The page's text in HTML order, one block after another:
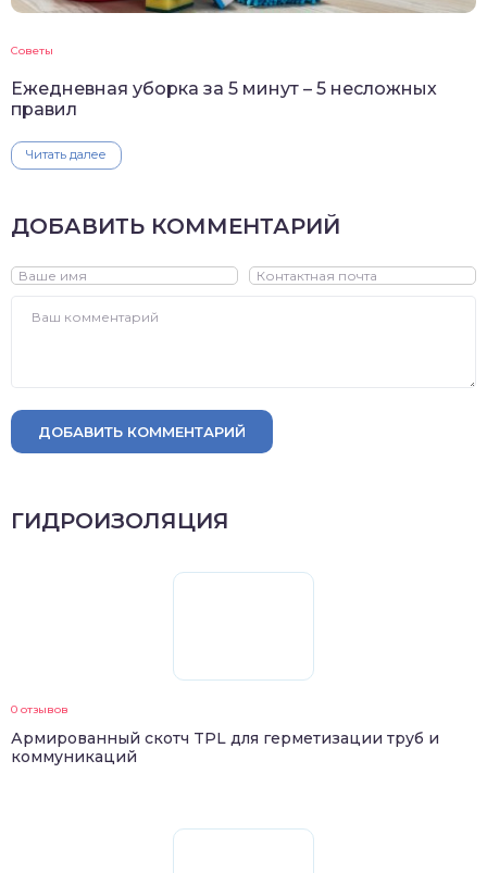
Советы
Ежедневная уборка за 5 минут – 5 несложных
правил
Читать далее
ДОБАВИТЬ КОММЕНТАРИЙ
ДОБАВИТЬ КОММЕНТАРИЙ
ГИДРОИЗОЛЯЦИЯ
0 отзывов
Армированный скотч TPL для герметизации труб и
коммуникаций